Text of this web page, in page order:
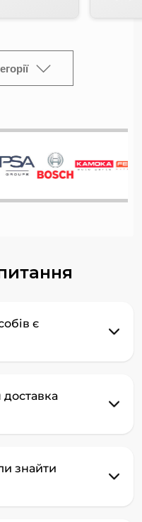
є
доставка
знайти